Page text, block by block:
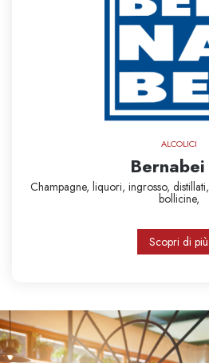
ALCOLICI
Bernabei
Champagne, liquori, ingrosso, distillati,
bollicine,
Scopri di più